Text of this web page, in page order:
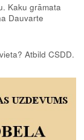
Kaku grāmata
Dauvarte
Atbild CSDD.